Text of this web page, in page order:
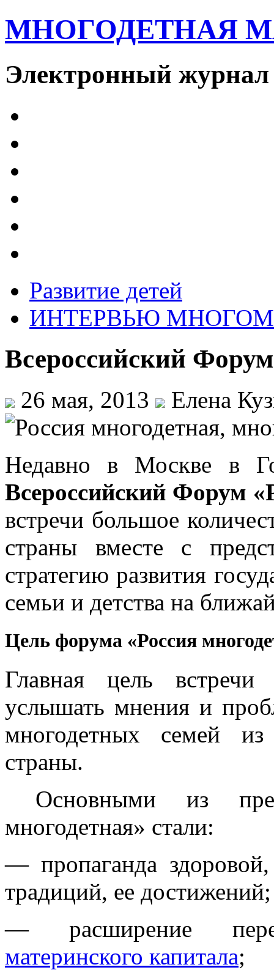
МНОГОДЕТНАЯ
Электронный журнал
Развитие детей
ИНТЕРВЬЮ
Всероссийский
26 мая, 2013 Елена
Недавно в Москве в
Всероссийский Форум
встречи большое
страны вместе с
стратегию развития
семьи и детства на
Цель форума «Россия
Главная цель
услышать мнения и
многодетных семей
страны.
Основными из
многодетная» стали:
— пропаганда
традиций, ее достижений;
— расширение
материнского капитала;